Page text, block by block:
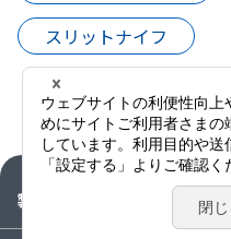
スリットナイフ
製品情報